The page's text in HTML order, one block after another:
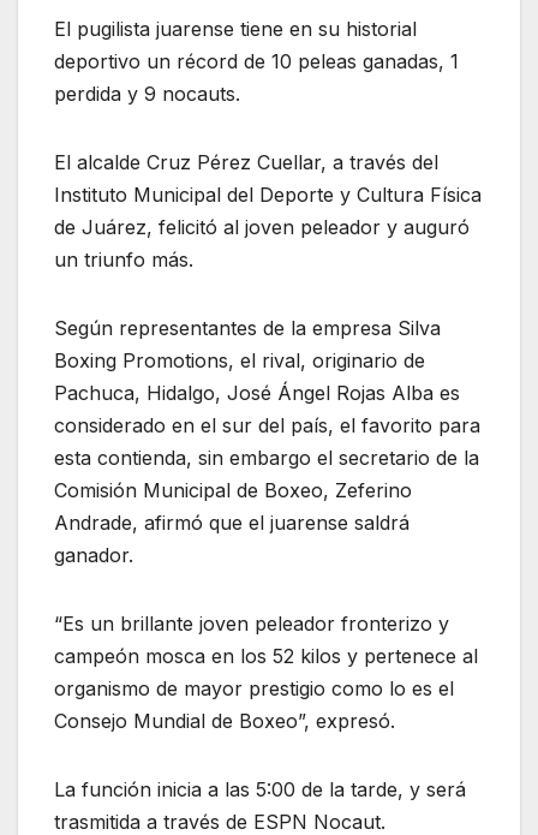
El pugilista juarense tiene en su historial
deportivo un récord de 10 peleas ganadas, 1
perdida y 9 nocauts.
El alcalde Cruz Pérez Cuellar, a través del
Instituto Municipal del Deporte y Cultura Física
de Juárez, felicitó al joven peleador y auguró
un triunfo más.
Según representantes de la empresa Silva
Boxing Promotions, el rival, originario de
Pachuca, Hidalgo, José Ángel Rojas Alba es
considerado en el sur del país, el favorito para
esta contienda, sin embargo el secretario de la
Comisión Municipal de Boxeo, Zeferino
Andrade, afirmó que el juarense saldrá
ganador.
“Es un brillante joven peleador fronterizo y
campeón mosca en los 52 kilos y pertenece al
organismo de mayor prestigio como lo es el
Consejo Mundial de Boxeo”, expresó.
La función inicia a las 5:00 de la tarde, y será
trasmitida a través de ESPN Nocaut.